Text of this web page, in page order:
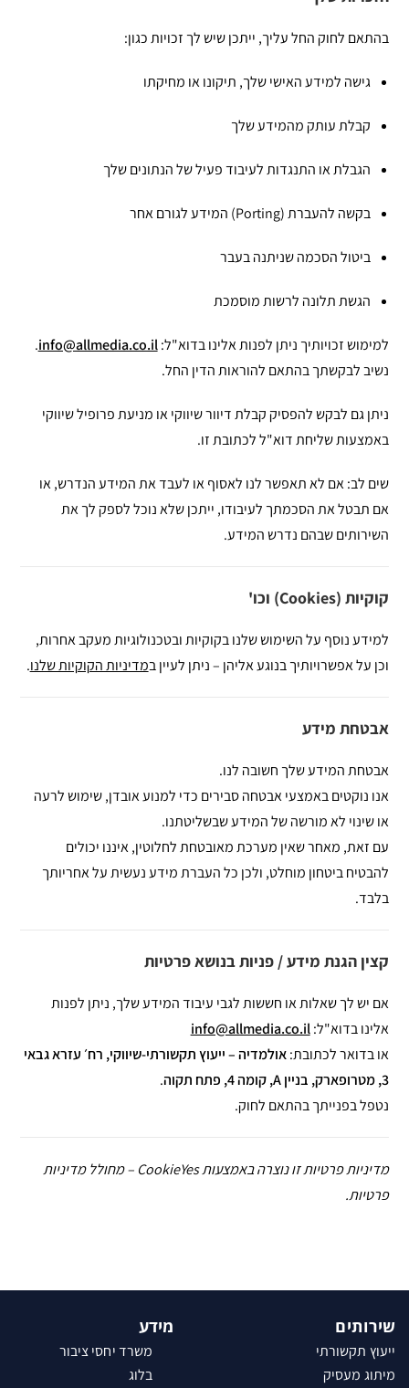
בהתאם לחוק החל עליך, ייתכן שיש לך זכויות כגון:
גישה למידע האישי שלך, תיקונו או מחיקתו
קבלת עותק מהמידע שלך
הגבלת או התנגדות לעיבוד פעיל של הנתונים שלך
בקשה להעברת (Porting) המידע לגורם אחר
ביטול הסכמה שניתנה בעבר
הגשת תלונה לרשות מוסמכת
למימוש זכויותיך ניתן לפנות אלינו בדוא"ל:info@allmedia.co.il
.
נשיב לבקשתך בהתאם להוראות הדין החל.
ניתן גם לבקש להפסיק קבלת דיוור שיווקי או מניעת פרופיל שיווקי
באמצעות שליחת דוא"ל לכתובת זו.
שים לב: אם לא תאפשר לנו לאסוף או לעבד את המידע הנדרש, או
אם תבטל את הסכמתך לעיבודו, ייתכן שלא נוכל לספק לך את
השירותים שבהם נדרש המידע.
קוקיות (Cookies) וכו'
למידע נוסף על השימוש שלנו בקוקיות ובטכנולוגיות מעקב אחרות,
וכן על אפשרויותיך בנוגע אליהן – ניתן לעיין במדיניות הקוקיות שלנו.
אבטחת מידע
אבטחת המידע שלך חשובה לנו.
אנו נוקטים באמצעי אבטחה סבירים כדי למנוע אובדן, שימוש לרעה
או שינוי לא מורשה של המידע שבשליטתנו.
עם זאת, מאחר שאין מערכת מאובטחת לחלוטין, איננו יכולים
להבטיח ביטחון מוחלט, ולכן כל העברת מידע נעשית על אחריותך
בלבד.
קצין הגנת מידע / פניות בנושא פרטיות
אם יש לך שאלות או חששות לגבי עיבוד המידע שלך, ניתן לפנות
אלינו בדוא"ל:info@allmedia.co.il
או בדואר לכתובת:אולמדיה – ייעוץ תקשורתי-שיווקי, רח׳ עזרא גבאי
3, מטרופארק, בניין A, קומה 4, פתח תקוה
.
נטפל בפנייתך בהתאם לחוק.
מדיניות פרטיות זו נוצרה באמצעות CookieYes – מחולל מדיניות
פרטיות.
שירותים
ייעוץ תקשורתי
מיתוג מעסיק
מידע
משרד יחסי ציבור
בלוג